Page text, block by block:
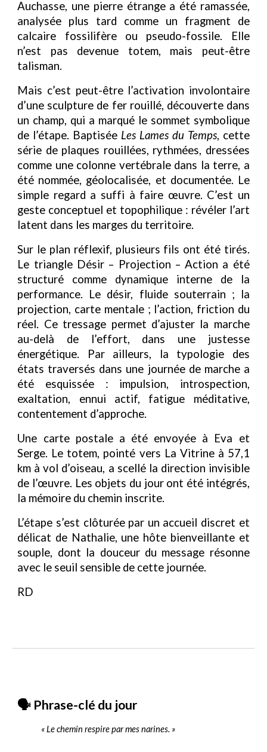
Auchasse, une pierre étrange a été ramassée,
analysée plus tard comme un fragment de
calcaire fossilifère ou pseudo-fossile. Elle
n’est pas devenue totem, mais peut-être
talisman.
Mais c’est peut-être l’activation involontaire
d’une sculpture de fer rouillé, découverte dans
un champ, qui a marqué le sommet symbolique
de l’étape. Baptisée Les Lames du Temps, cette
série de plaques rouillées, rythmées, dressées
comme une colonne vertébrale dans la terre, a
été nommée, géolocalisée, et documentée. Le
simple regard a suffi à faire œuvre. C’est un
geste conceptuel et topophilique : révéler l’art
latent dans les marges du territoire.
Sur le plan réflexif, plusieurs fils ont été tirés.
Le triangle Désir – Projection – Action a été
structuré comme dynamique interne de la
performance. Le désir, fluide souterrain ; la
projection, carte mentale ; l’action, friction du
réel. Ce tressage permet d’ajuster la marche
au-delà de l’effort, dans une justesse
énergétique. Par ailleurs, la typologie des
états traversés dans une journée de marche a
été esquissée : impulsion, introspection,
exaltation, ennui actif, fatigue méditative,
contentement d’approche.
Une carte postale a été envoyée à Eva et
Serge. Le totem, pointé vers La Vitrine à 57,1
km à vol d’oiseau, a scellé la direction invisible
de l’œuvre. Les objets du jour ont été intégrés,
la mémoire du chemin inscrite.
L’étape s’est clôturée par un accueil discret et
délicat de Nathalie, une hôte bienveillante et
souple, dont la douceur du message résonne
avec le seuil sensible de cette journée.
RD
🗣️ Phrase-clé du jour
« Le chemin respire par mes narines. »